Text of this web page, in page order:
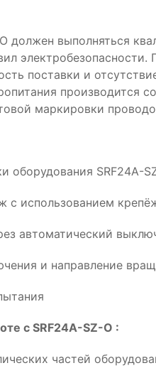
должен выполняться
электробезопасности.
поставки и
производится
маркировки
оборудования SRF24A-
с использованием
автоматический
и направление
с SRF24A-SZ-O :
частей